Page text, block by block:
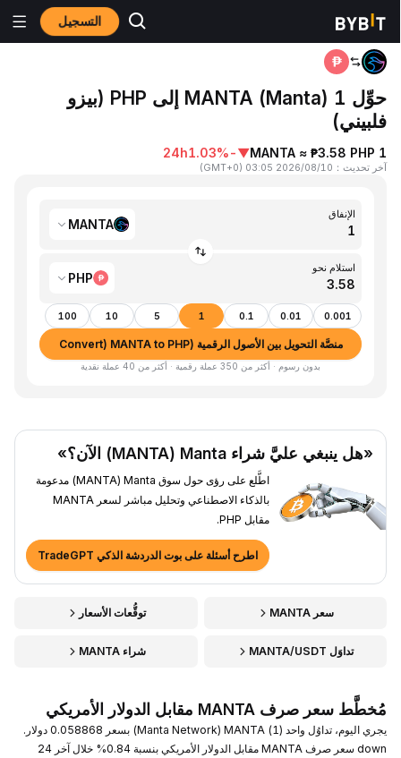
التسجيل المنزٍل MANTA to PHP
حوِّل 1 MANTA (Manta) إلى PHP (بيزو
فلبيني)
1 MANTA ≈ ₱3.58 PHP
▼
-1.03%
24h
آخر تحديث：
2026/08/10 03:05
(
GMT+0
)
الإنفاق
MANTA
استلام نحو
PHP
0.001
0.01
0.1
1
5
10
100
منصَّة التحويل بين الأصول الرقمية (Convert) MANTA to PHP
بدون رسوم · أكثر من 350 عملة رقمية · أكثر من 40 عملة نقدية
«هل ينبغي عليَّ شراء Manta ‏(MANTA) الآن؟»
اطَّلع على رؤى حول سوق Manta ‏(MANTA) مدعومة
بالذكاء الاصطناعي وتحليل مباشر لسعر MANTA
مقابل PHP.
اطرح أسئلة على بوت الدردشة الذكي TradeGPT
سعر MANTA توقُّعات الأسعار
تداوَل MANTA/USDT شراء MANTA
مُخطَّط سعر صرف MANTA مقابل الدولار الأمريكي
يجري اليوم، تداوُل واحد (1) MANTA ‏(Manta Network) بسعر 0.058868 دولار.
down سعر صرف MANTA مقابل الدولار الأمريكي بنسبة 0.84% خلال آخر 24